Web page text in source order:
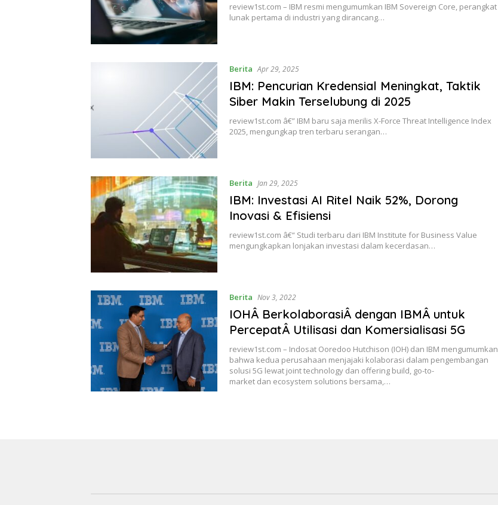
review1st.com – IBM resmi mengumumkan IBM Sovereign Core, perangkat
lunak pertama di industri yang dirancang…
Berita Apr 29, 2025
IBM: Pencurian Kredensial Meningkat, Taktik
Siber Makin Terselubung di 2025
review1st.com â€” IBM baru saja merilis X-Force Threat Intelligence Index
2025, mengungkap tren terbaru serangan…
Berita Jan 29, 2025
IBM: Investasi AI Ritel Naik 52%, Dorong
Inovasi & Efisiensi
review1st.com â€“ Studi terbaru dari IBM Institute for Business Value
mengungkapkan lonjakan investasi dalam kecerdasan…
Berita Nov 3, 2022
IOHÂ BerkolaborasiÂ dengan IBMÂ untuk
PercepatÂ Utilisasi dan Komersialisasi 5G
review1st.com – Indosat Ooredoo Hutchison (IOH) dan IBM mengumumkan
bahwa kedua perusahaan menjajaki kolaborasi dalam pengembangan
solusi 5G lewat joint technology dan offering build, go-to-
market dan ecosystem solutions bersama,…